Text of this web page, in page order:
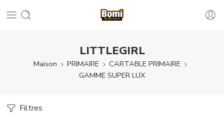
LITTLEGIRL
Maison PRIMAIRE
CARTABLE PRIMAIRE
GAMME SUPER LUX
Filtres